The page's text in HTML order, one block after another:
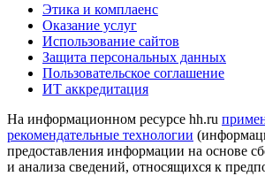
Этика и комплаенс
Оказание услуг
Использование сайтов
Защита персональных данных
Пользовательское соглашение
ИТ аккредитация
На информационном ресурсе hh.ru
рекомендательные технологии
предоставления информации на основе
и анализа сведений, относящихся к